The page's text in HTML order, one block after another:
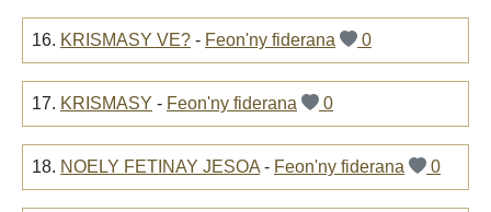
16. KRISMASY VE? - Feon'ny fiderana 0
17. KRISMASY - Feon'ny fiderana 0
18. NOELY FETINAY JESOA - Feon'ny fiderana 0